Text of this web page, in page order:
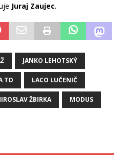
Juraj Zaujec.
JANKO LEHOTSKÝ
TO LACO LUČENIČ
ŽBIRKA MODUS